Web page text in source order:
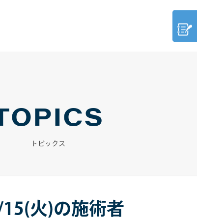
トピックス
火)の施術者